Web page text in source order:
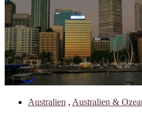
Australien , Australien &